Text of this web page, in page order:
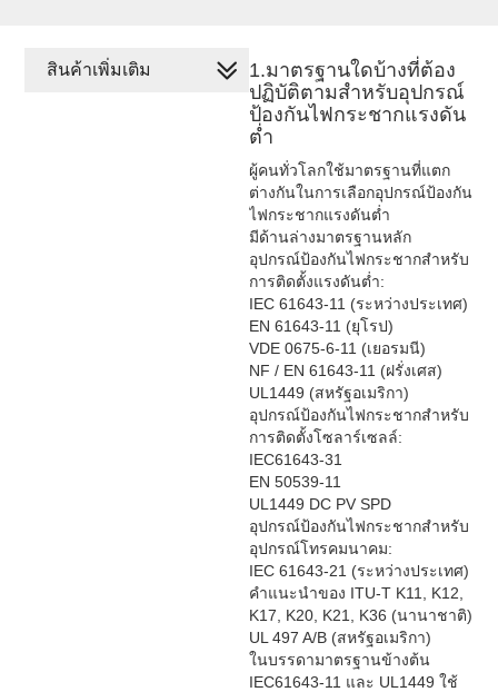
1.มาตรฐานใดบ้างที่ต้อง
ปฏิบัติตามสำหรับอุปกรณ์
ป้องกันไฟกระชากแรงดัน
ต่ำ
ผู้คนทั่วโลกใช้มาตรฐานที่แตก
ต่างกันในการเลือกอุปกรณ์ป้องกัน
ไฟกระชากแรงดันต่ำ
มีด้านล่างมาตรฐานหลัก
อุปกรณ์ป้องกันไฟกระชากสำหรับ
การติดตั้งแรงดันต่ำ:
IEC 61643-11 (ระหว่างประเทศ)
EN 61643-11 (ยุโรป)
VDE 0675-6-11 (เยอรมนี)
NF / EN 61643-11 (ฝรั่งเศส)
UL1449 (สหรัฐอเมริกา)
อุปกรณ์ป้องกันไฟกระชากสำหรับ
การติดตั้งโซลาร์เซลล์:
IEC61643-31
EN 50539-11
UL1449 DC PV SPD
อุปกรณ์ป้องกันไฟกระชากสำหรับ
อุปกรณ์โทรคมนาคม:
IEC 61643-21 (ระหว่างประเทศ)
คำแนะนำของ ITU-T K11, K12,
K17, K20, K21, K36 (นานาชาติ)
UL 497 A/B (สหรัฐอเมริกา)
ในบรรดามาตรฐานข้างต้น
IEC61643-11 และ UL1449 ใช้
สินค้าเพิ่มเติม